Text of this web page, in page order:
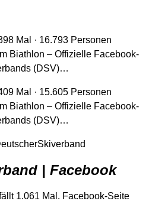
Mal · 16.793 Personen
Biathlon – Offizielle Facebook-
(DSV)…
Mal · 15.605 Personen
Biathlon – Offizielle Facebook-
(DSV)…
| Facebook
1.061 Mal. Facebook-Seite